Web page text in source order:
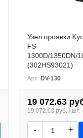
Узел проявки
FS-
1300D/1350DN/
(302HS93021)
Арт: DV-130
19 072.63
19 072.63 руб. / шт.
- +